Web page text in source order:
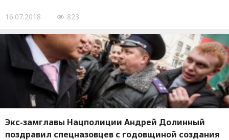
16.07.2018 823
Экс-замглавы Нацполиции Андрей Долинный
поздравил спецназовцев с годовщиной создания